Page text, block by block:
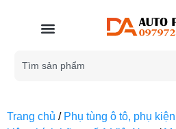
Trang chủ / Phụ tùng ô tô, phụ